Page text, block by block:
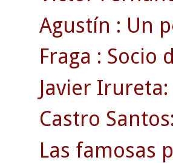
Agustín : Un
Fraga : Socio
Javier
Castro
Las famosas